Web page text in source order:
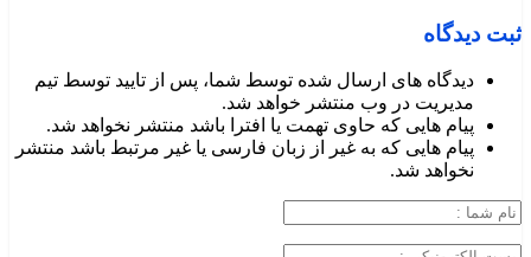
ثبت دیدگاه
دیدگاه های ارسال شده توسط شما، پس از تایید توسط تیم
مدیریت در وب منتشر خواهد شد.
پیام هایی که حاوی تهمت یا افترا باشد منتشر نخواهد شد.
پیام هایی که به غیر از زبان فارسی یا غیر مرتبط باشد منتشر
نخواهد شد.